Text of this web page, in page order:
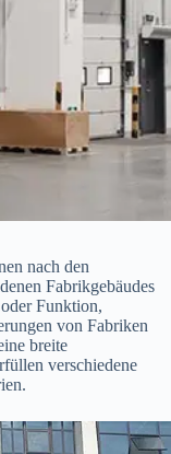
nach den
Fabrikgebäudes
Funktion,
von Fabriken
breite
verschiedene